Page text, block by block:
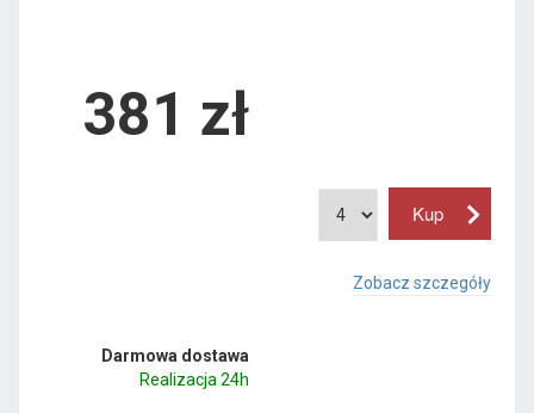
381 zł
Zobacz szczegóły
Darmowa dostawa
Realizacja 24h